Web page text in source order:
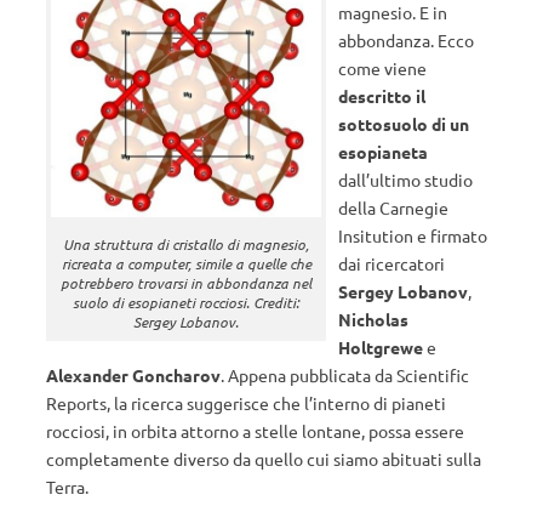
Una struttura di cristallo di magnesio,
ricreata a computer, simile a quelle che
potrebbero trovarsi in abbondanza nel
suolo di esopianeti rocciosi. Crediti:
Sergey Lobanov.
magnesio. E in
abbondanza. Ecco
come viene
descritto il
sottosuolo di un
esopianeta
dall’ultimo studio
della Carnegie
Insitution e firmato
dai ricercatori
Sergey Lobanov,
Nicholas
Holtgrewee
Alexander Goncharov. Appena pubblicata da Scientific
Reports, la ricerca suggerisce che l’interno di pianeti
rocciosi, in orbita attorno a stelle lontane, possa essere
completamente diverso da quello cui siamo abituati sulla
Terra.